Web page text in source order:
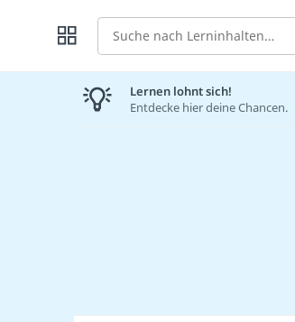
Suche
Lernen lohnt sich!
Entdecke hier deine Chancen.